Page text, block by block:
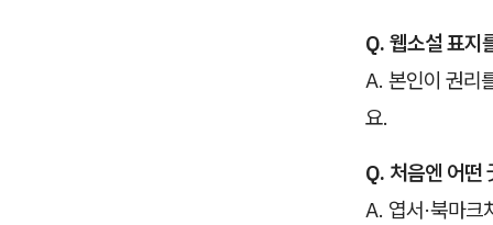
Q. 웹소설 표지
A. 본인이 권리
요.
Q. 처음엔 어떤
A. 엽서·북마크